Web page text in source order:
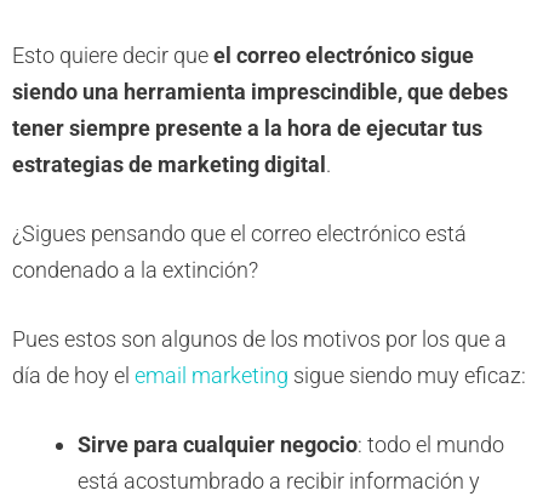
Esto quiere decir queel correo electrónico sigue
siendo una herramienta imprescindible, que debes
tener siempre presente a la hora de ejecutar tus
estrategias de marketing digital .
¿Sigues pensando que el correo electrónico está
condenado a la extinción?
Pues estos son algunos de los motivos por los que a
día de hoy el email marketing sigue siendo muy eficaz:
Sirve para cualquier negocio: todo el mundo
está acostumbrado a recibir información y